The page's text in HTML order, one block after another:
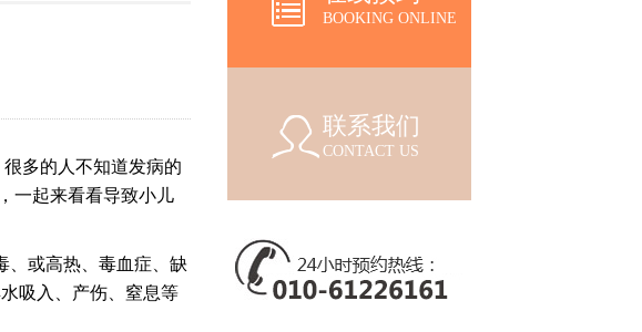
多的人不知道发病的
一起来看看导致小儿
或高热、毒血症、缺
吸入、产伤、窒息等
BOOKING ONLINE
联系我们
CONTACT US